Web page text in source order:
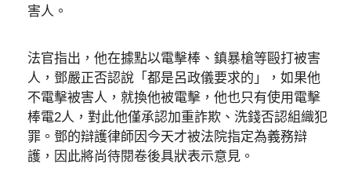
害人。
法官指出，他在據點以電擊棒、鎮暴槍等毆打被害
人，鄧嚴正否認說「都是呂政儀要求的」，如果他
不電擊被害人，就換他被電擊，他也只有使用電擊
棒電2人，對此他僅承認加重詐欺、洗錢否認組織犯
罪。鄧的辯護律師因今天才被法院指定為義務辯
護，因此將尚待閱卷後具狀表示意見。